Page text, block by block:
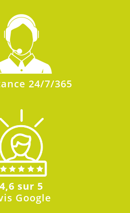
24/7/365
4,6 sur 5
Google